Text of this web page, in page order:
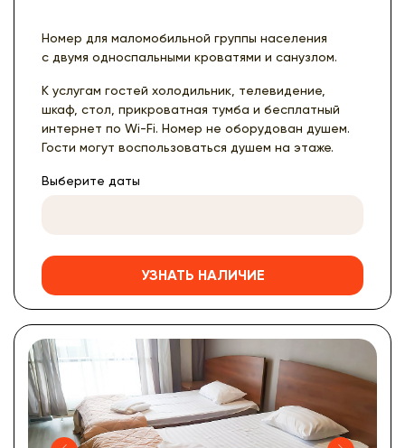
Номер для маломобильной группы населения
с двумя односпальными кроватями и санузлом.
К услугам гостей холодильник, телевидение,
шкаф, стол, прикроватная тумба и бесплатный
интернет по Wi-Fi. Номер не оборудован душем.
Гости могут воспользоваться душем на этаже.
Выберите даты
УЗНАТЬ НАЛИЧИЕ